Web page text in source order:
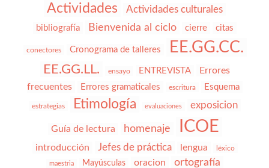
Actividades Actividades culturales
bibliografía Bienvenida al ciclo cierre citas
conectores Cronograma de talleres EE.GG.CC.
EE.GG.LL. ensayo ENTREVISTA
Errores
frecuentes
Errores gramaticales escritura Esquema
estrategias Etimología evaluaciones exposicion
Guía de lectura homenaje ICOE
introducción Jefes de práctica lengua léxico
maestria Mayúsculas oracion ortografía